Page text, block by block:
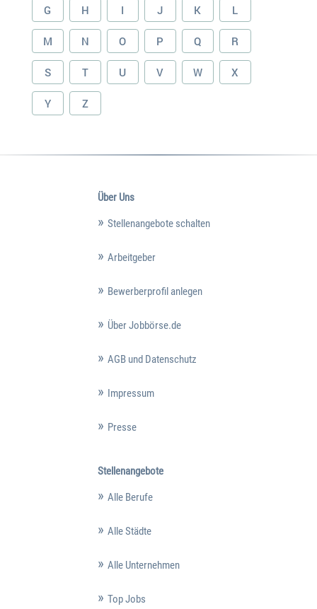
G H I J K L
M N O P Q R
S T U V W X
Y Z
Über Uns
Stellenangebote schalten
Arbeitgeber
Bewerberprofil anlegen
Über Jobbörse.de
AGB und Datenschutz
Impressum
Presse
Stellenangebote
Alle Berufe
Alle Städte
Alle Unternehmen
Top Jobs